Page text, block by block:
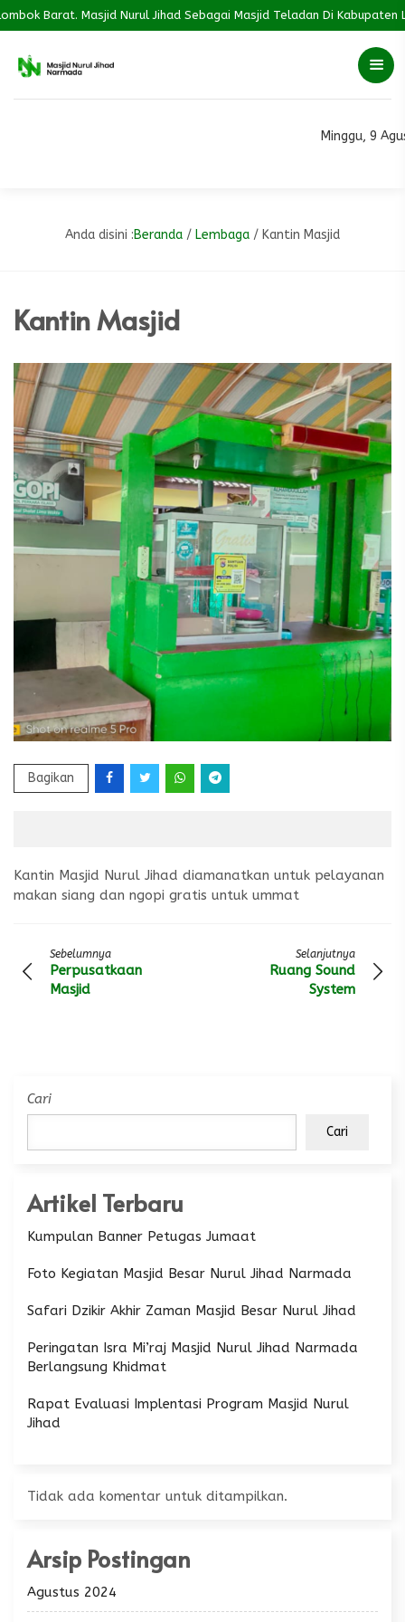
Barat. Masjid Nurul Jihad Sebagai Masjid Teladan Di Kabupaten
Minggu, 9
Anda disini :Beranda / Lembaga / Kantin Masjid
Kantin Masjid
Bagikan
Kantin Masjid Nurul Jihad diamanatkan untuk pelayanan
makan siang dan ngopi gratis untuk ummat
Sebelumnya
Perpusatkaan
Masjid
Selanjutnya
Ruang Sound
System
Cari
Cari
Artikel Terbaru
Kumpulan Banner Petugas Jumaat
Foto Kegiatan Masjid Besar Nurul Jihad Narmada
Safari Dzikir Akhir Zaman Masjid Besar Nurul Jihad
Peringatan Isra Mi’raj Masjid Nurul Jihad Narmada
Berlangsung Khidmat
Rapat Evaluasi Implentasi Program Masjid Nurul
Jihad
Tidak ada komentar untuk ditampilkan.
Arsip Postingan
Agustus 2024